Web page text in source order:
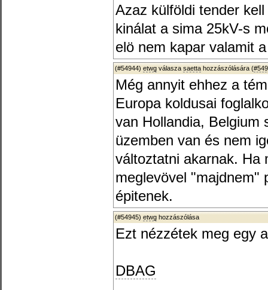
Azaz külföldi tender
kinálat a sima 25kV-s
elö nem kapar valamit
(#54944) etwg válasza saetta hozzászólására (
Még annyit ehhez a
Europa koldusai
van Hollandia, Belgium
üzemben van és nem
változtatni akarnak. Ha
meglevövel "majdnem"
épitenek.
(#54945) etwg hozzászólása
Ezt nézzétek meg egy
DBAG